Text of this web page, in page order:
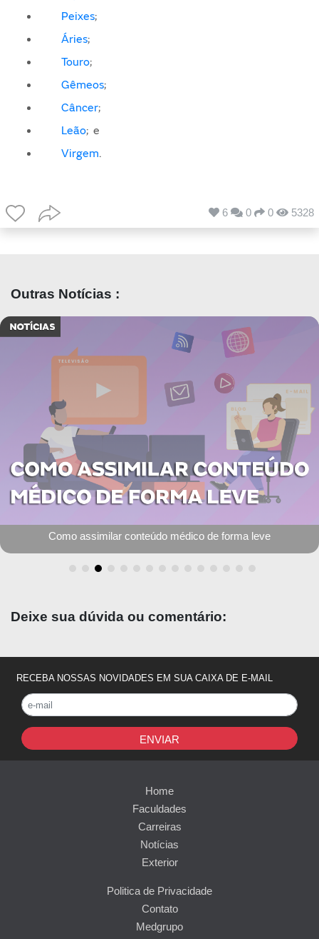
Peixes;
Áries;
Touro;
Gêmeos;
Câncer;
Leão; e
Virgem.
6 0 0 5328
Outras Notícias :
assimilar conteúdo médico de forma leve
Deixe sua dúvida ou comentário:
RECEBA NOSSAS NOVIDADES EM SUA CAIXA DE E-MAIL
ENVIAR
Home
Faculdades
Carreiras
Notícias
Exterior
Politica de Privacidade
Contato
Medgrupo